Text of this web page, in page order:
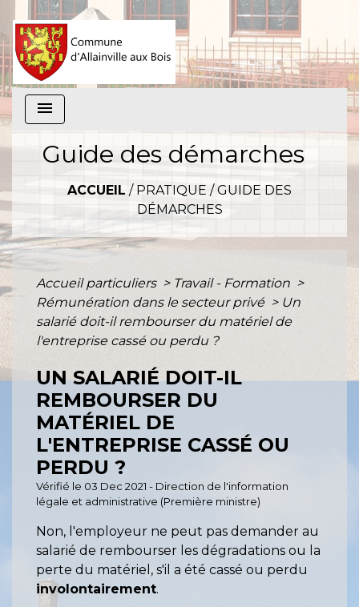
menu
Guide des démarches
ACCUEIL / PRATIQUE /GUIDE DES
DÉMARCHES
Accueil particuliers > Travail - Formation >
Rémunération dans le secteur privé > Un
salarié doit-il rembourser du matériel de
l'entreprise cassé ou perdu ?
UN SALARIÉ DOIT-IL
REMBOURSER DU
MATÉRIEL DE
L'ENTREPRISE CASSÉ OU
PERDU ?
Vérifié le 03 Dec 2021 - Direction de l'information
légale et administrative (Première ministre)
Non, l'employeur ne peut pas demander au
salarié de rembourser les dégradations ou la
perte du matériel, s'il a été cassé ou perdu
involontairement.